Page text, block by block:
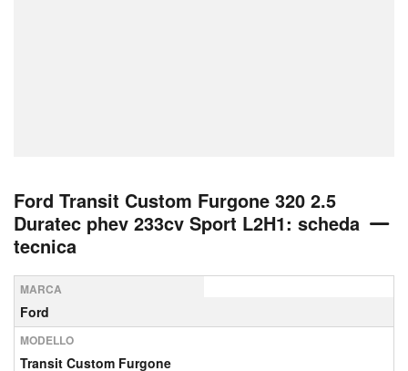
Ford Transit Custom Furgone 320 2.5
Duratec phev 233cv Sport L2H1: scheda
tecnica
MARCA
Ford
MODELLO
Transit Custom Furgone